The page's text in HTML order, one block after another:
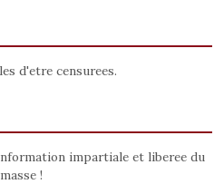
d'etre censurees.
impartiale et liberee du
!